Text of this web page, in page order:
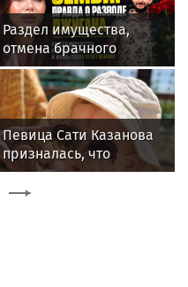
Раздел имущества,
отмена брачного
контракта и новые
слухи: как живет
Джиган после развода с
Оксаной Самойловой
Певица Сати Казанова
призналась, что
назвала дочь в честь
индуистской богини